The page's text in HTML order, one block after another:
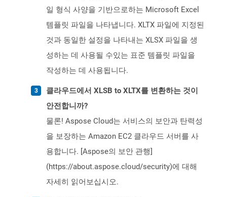
일 형식 사양을 기반으로하는 Microsoft Excel
템플릿 파일을 나타냅니다. XLTX 파일에 지정된
것과 동일한 설정을 나타내는 XLSX 파일을 생
성하는 데 사용될 수있는 표준 템플릿 파일을
작성하는 데 사용됩니다.
클라우드에서 XLSB to XLTX를 변환하는 것이
안전합니까?
물론! Aspose Cloud는 서비스의 보안과 탄력성
을 보장하는 Amazon EC2 클라우드 서버를 사
용합니다. [Aspose의 보안 관행]
(https://about.aspose.cloud/security)에 대해
자세히 읽어보십시오.